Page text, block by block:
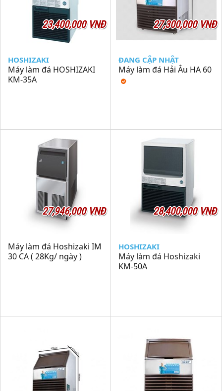
23,400,000 VNĐ
HOSHIZAKI
Máy làm đá HOSHIZAKI
KM-35A
27,300,000 VNĐ
ĐANG CẬP NHẬT
Máy làm đá Hải Âu HA 60
27,946,000 VNĐ
Máy làm đá Hoshizaki IM
30 CA ( 28Kg/ ngày )
28,400,000 VNĐ
HOSHIZAKI
Máy làm đá Hoshizaki
KM-50A